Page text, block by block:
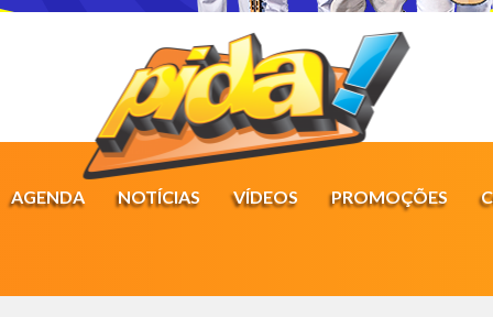
AGENDA NOTÍCIAS VÍDEOS PROMOÇÕES